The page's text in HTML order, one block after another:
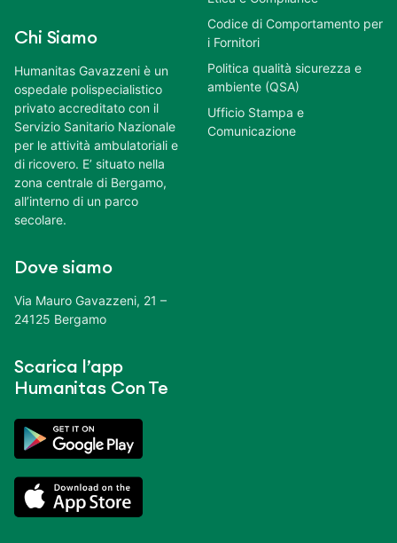
Chi Siamo
Humanitas Gavazzeni è un
ospedale polispecialistico
privato accreditato con il
Servizio Sanitario Nazionale
per le attività ambulatoriali e
di ricovero. E’ situato nella
zona centrale di Bergamo,
all’interno di un parco
secolare.
Dove siamo
Via Mauro Gavazzeni, 21 –
24125 Bergamo
Scarica l’app
Humanitas Con Te
Codice di Comportamento per
i Fornitori
Politica qualità sicurezza e
ambiente (QSA)
Ufficio Stampa e
Comunicazione